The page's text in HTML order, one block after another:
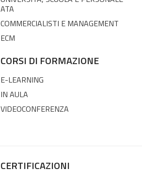
ATA
COMMERCIALISTI E MANAGEMENT
ECM
CORSI DI FORMAZIONE
E-LEARNING
IN AULA
VIDEOCONFERENZA
CERTIFICAZIONI